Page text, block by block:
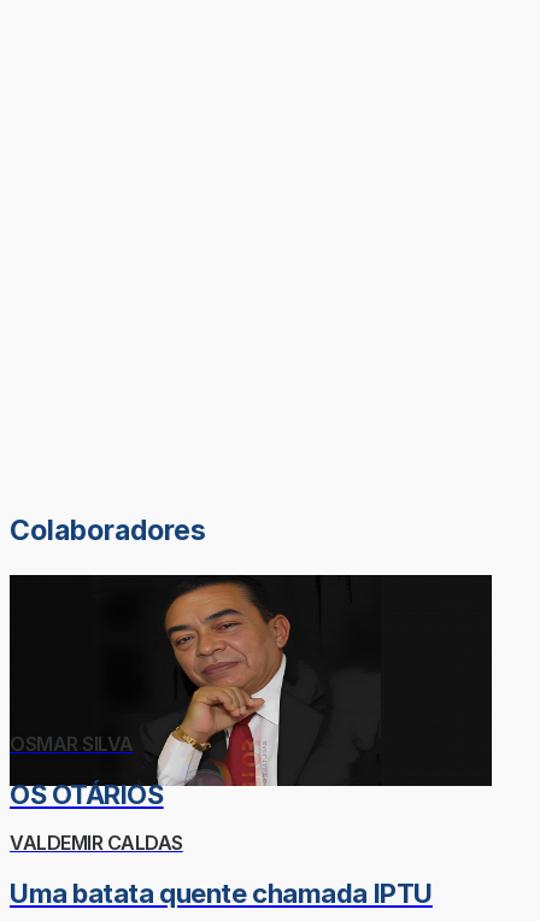
Colaboradores
OSMAR SILVA
OS OTÁRIOS
VALDEMIR CALDAS
Uma batata quente chamada IPTU